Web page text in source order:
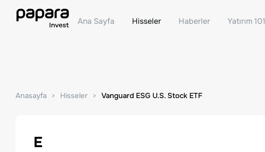
Ana Sayfa Hisseler Haberler Yatırım 101
Anasayfa Hisseler Vanguard ESG U.S. Stock ETF
E